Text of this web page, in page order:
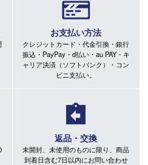
お支払い方法
クレジットカード・代金引換・銀行
振込・PayPay・d払い・au PAY・キ
ャリア決済（ソフトバンク）・コン
ビニ支払い。
返品・交換
未開封、未使用のものに限り、商品
到着日含む7日以内にお問い合わせ